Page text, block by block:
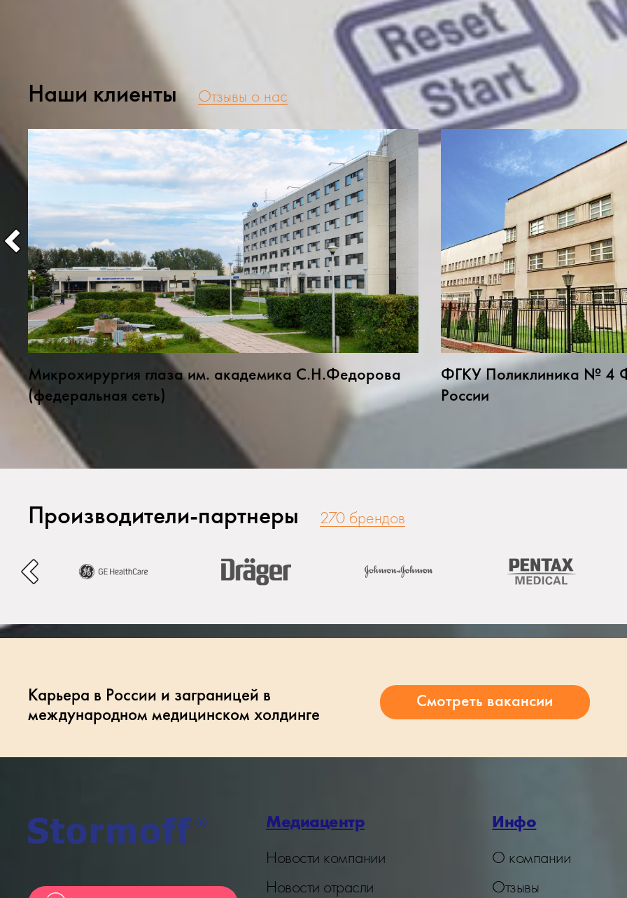
Наши клиенты Отзывы о нас
Микрохирургия глаза им. академика С.Н.Федорова
(федеральная сеть)
ФГКУ Поликлиника № 4
России
Производители-партнеры 270 брендов
Карьера в России и заграницей в
международном медицинском холдинге
Медиацентр
Новости компании
Новости отрасли
Инфо
О компании
Отзывы